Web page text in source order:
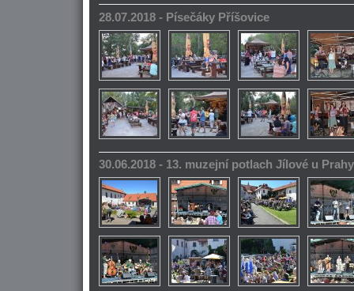
28.07.2018 - Písečáky Příšovice
30.06.2018 - 13. muzejní potlach Jílové u Prahy